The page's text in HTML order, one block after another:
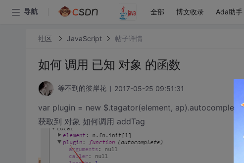
导航 全部 博文收录 Ada助手
社区 JavaScript 帖子详情
如何 调用 已知 对象 的函数
等不到的彼岸花 2017-05-25 09:51:31
var plugin = new $.tagator(element, ap).autocomplete;
获取到 对象 如何调用 addTag